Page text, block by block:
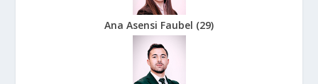
Ana Asensi Faubel (29)